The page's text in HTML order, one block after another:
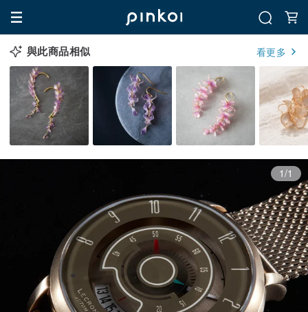
與此商品相似 看更多
1/1